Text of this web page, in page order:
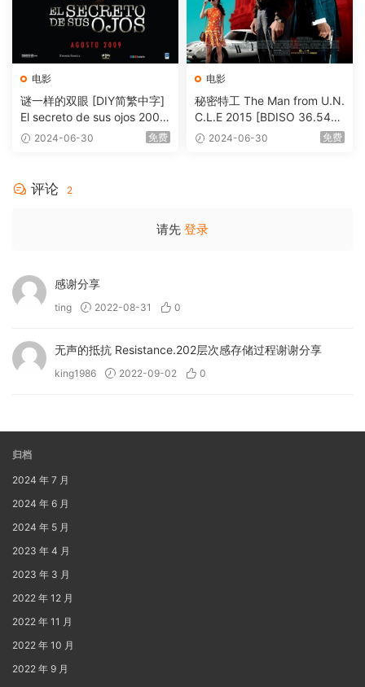
电影
谜一样的双眼 [DIY简繁中字]
El secreto de sus ojos 2009
1080p Blu-ray AVC DTS-HD
2024-06-30 免费
电影
秘密特工 The Man from U.N.
C.L.E 2015 [BDISO 36.54G
B] 2024-06-30 免费
评论 2
请先 登录
感谢分享
ting 2022-08-31 0
无声的抵抗 Resistance.202层次感存储过程谢谢分享
king1986 2022-09-02 0
归档
2024 年 7 月
2024 年 6 月
2024 年 5 月
2023 年 4 月
2023 年 3 月
2022 年 12 月
2022 年 11 月
2022 年 10 月
2022 年 9 月